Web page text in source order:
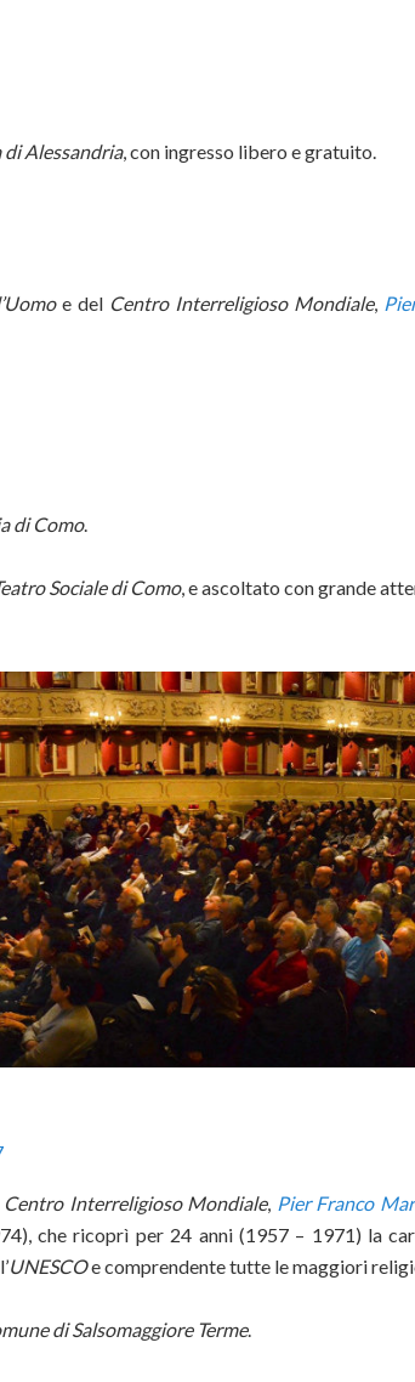
di Alessandria, con ingresso libero e gratuito.
e del Centro InterreligiosoMondiale,
di Como.
Sociale di Como, e ascoltato con grande
Centro Interreligioso Mondiale, Pier Franco
che ricoprì per 24 anni (1957 – 1971) la
UNESCOe comprendente tutte le maggiori
di Salsomaggiore Terme.